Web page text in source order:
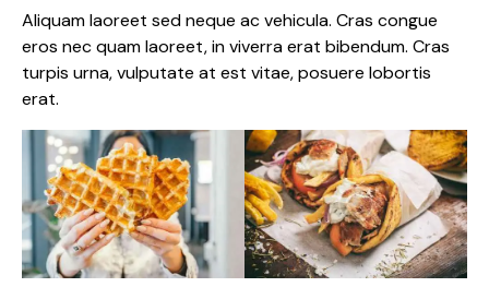
Aliquam laoreet sed neque ac vehicula. Cras congue
eros nec quam laoreet, in viverra erat bibendum. Cras
turpis urna, vulputate at est vitae, posuere lobortis
erat.